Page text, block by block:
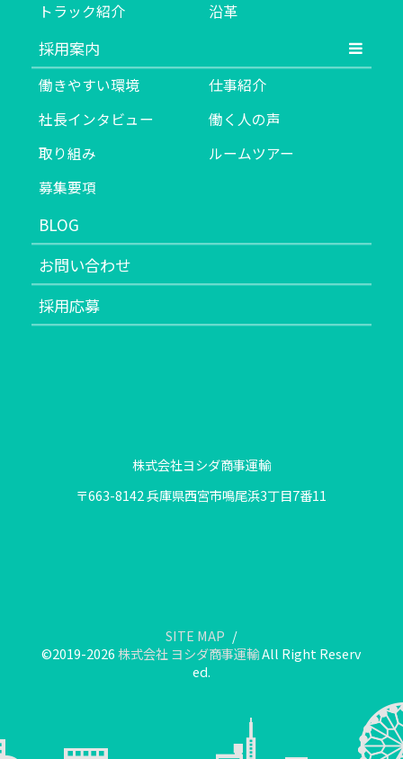
トラック紹介
沿革
採用案内
働きやすい環境
仕事紹介
社長インタビュー
働く人の声
取り組み
ルームツアー
募集要項
BLOG
お問い合わせ
採用応募
株式会社ヨシダ商事運輸
〒663-8142 兵庫県西宮市鳴尾浜3丁目7番11
SITE MAP
©2019-2026株式会社 ヨシダ商事運輸All Right Reserv
ed.